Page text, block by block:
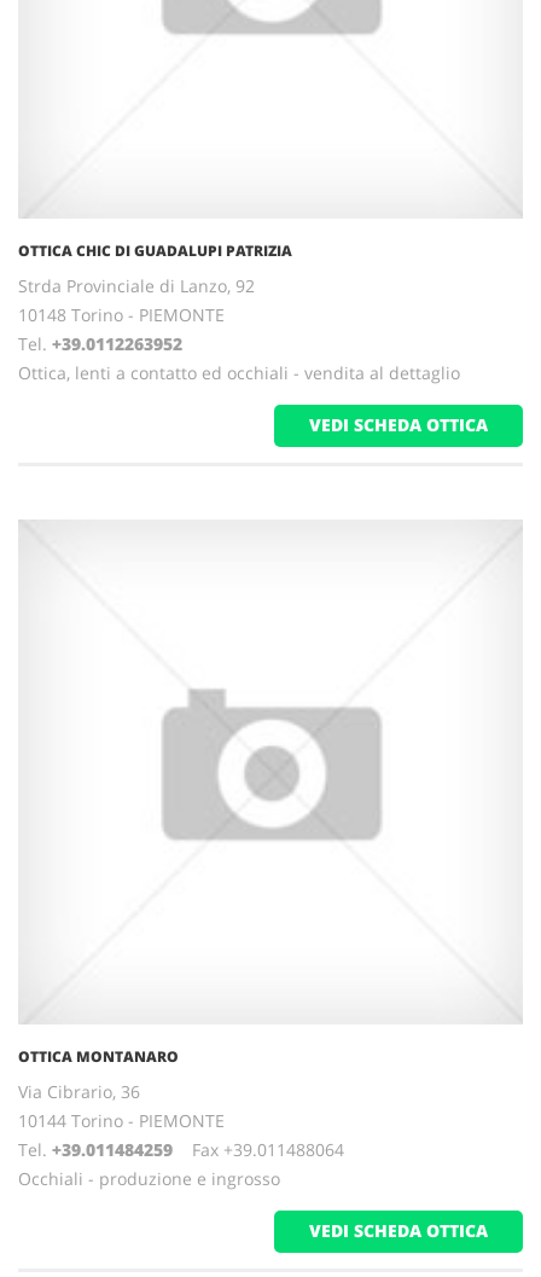
OTTICA CHIC DI GUADALUPI PATRIZIA
Strda Provinciale di Lanzo, 92
10148 Torino - PIEMONTE
Tel. +39.0112263952
Ottica, lenti a contatto ed occhiali - vendita al dettaglio
VEDI SCHEDA OTTICA
OTTICA MONTANARO
Via Cibrario, 36
10144 Torino - PIEMONTE
Tel. +39.011484259 Fax +39.011488064
Occhiali - produzione e ingrosso
VEDI SCHEDA OTTICA